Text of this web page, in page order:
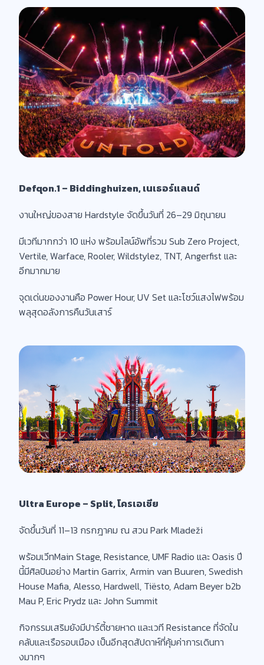
Defqon.1 – Biddinghuizen, เนเธอร์แลนด์
งานใหญ่ของสาย Hardstyle จัดขึ้นวันที่ 26–29 มิถุนายน
มีเวทีมากกว่า 10 แห่ง พร้อมไลน์อัพที่รวม Sub Zero Project,
Vertile, Warface, Rooler, Wildstylez, TNT, Angerfist และ
อีกมากมาย
จุดเด่นของงานคือ Power Hour, UV Set และโชว์แสงไฟพร้อม
พลุสุดอลังการคืนวันเสาร์
Ultra Europe – Split, โครเอเชีย
จัดขึ้นวันที่ 11–13 กรกฎาคม ณ สวน Park Mladeži
พร้อมเวีทMain Stage, Resistance, UMF Radio และ Oasis ปี
นี้มีศิลปินอย่าง Martin Garrix, Armin van Buuren, Swedish
House Mafia, Alesso, Hardwell, Tiësto, Adam Beyer b2b
Mau P, Eric Prydz และ John Summit
กิจกรรมเสริมยังมีปาร์ตี้ชายหาด และเวที Resistance ที่จัดใน
คลับและเรือรอบเมือง เป็นอีกสุดสัปดาห์ที่คุ้มค่าการเดินทา
งมากๆ